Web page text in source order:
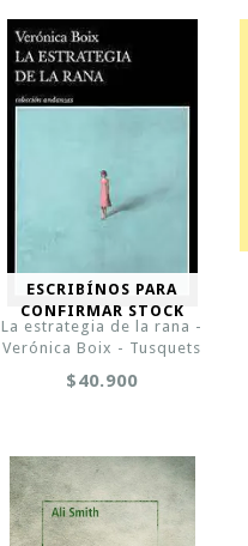
ESCRIBÍNOS PARA
CONFIRMAR STOCK
La estrategia de la rana -
Verónica Boix - Tusquets
$40.900